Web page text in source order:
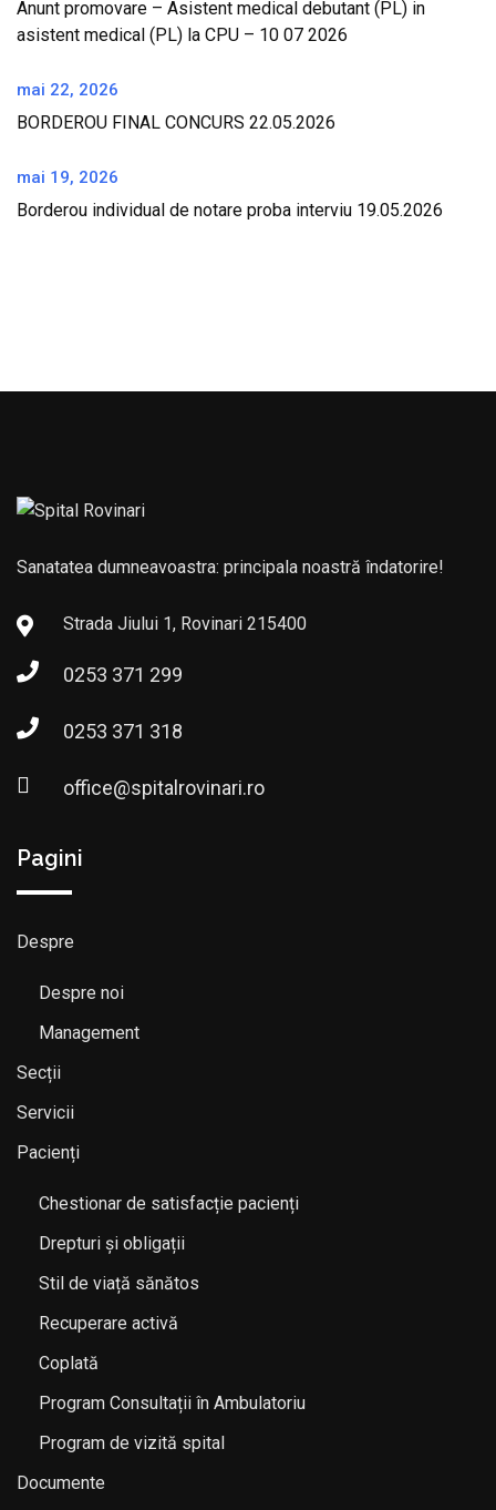
Anunt promovare – Asistent medical debutant (PL) in
asistent medical (PL) la CPU – 10 07 2026
mai 22, 2026
BORDEROU FINAL CONCURS 22.05.2026
mai 19, 2026
Borderou individual de notare proba interviu 19.05.2026
Sanatatea dumneavoastra: principala noastră îndatorire!
Strada Jiului 1, Rovinari 215400
0253 371 299
0253 371 318
office@spitalrovinari.ro
Pagini
Despre
Despre noi
Management
Secții
Servicii
Pacienți
Chestionar de satisfacție pacienți
Drepturi și obligații
Stil de viață sănătos
Recuperare activă
Coplată
Program Consultații în Ambulatoriu
Program de vizită spital
Documente